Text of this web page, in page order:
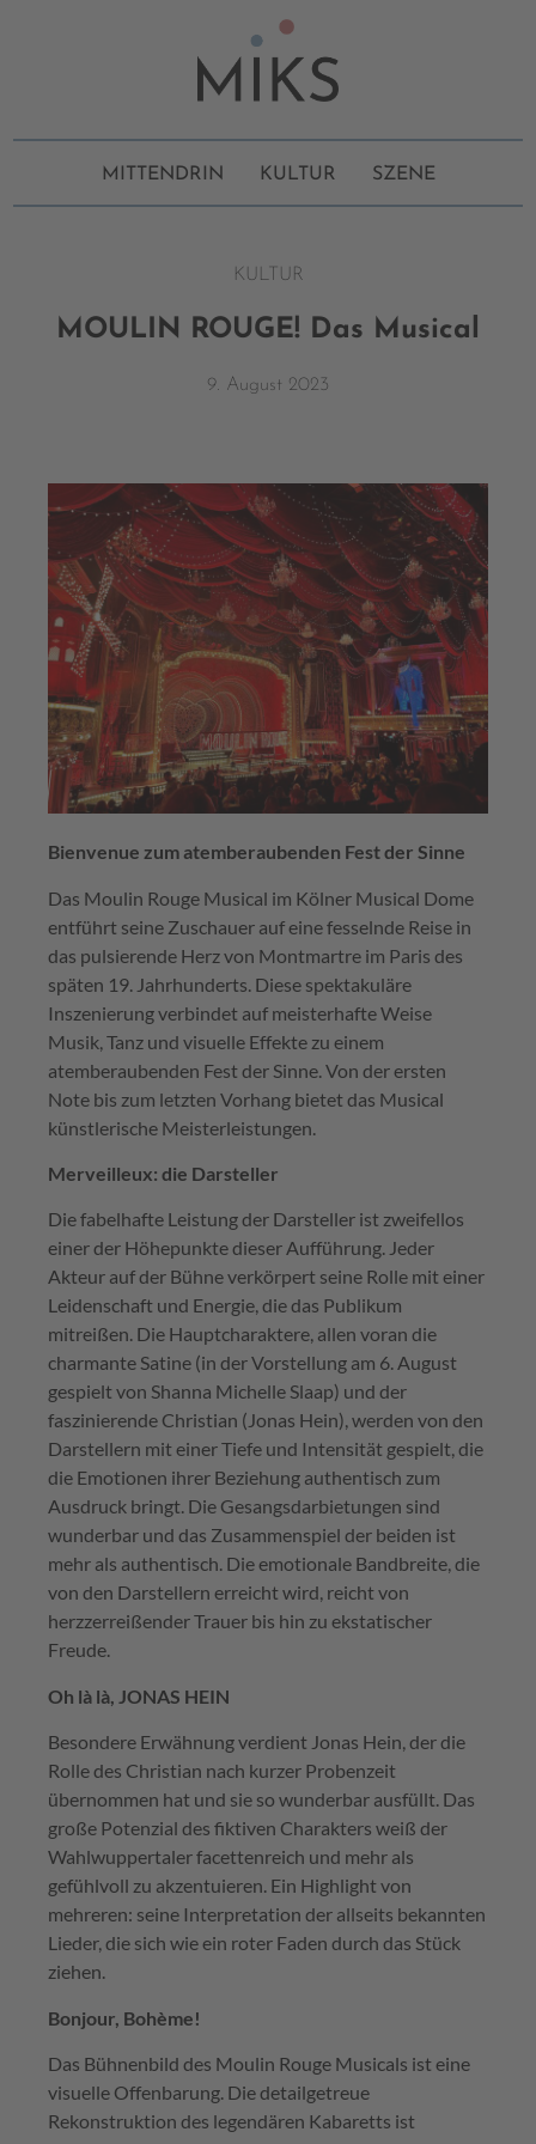
MITTENDRIN KULTUR SZENE
KULTUR
MOULIN ROUGE! Das Musical
9. August 2023
Bienvenue zum atemberaubenden Fest der Sinne
Das Moulin Rouge Musical im Kölner Musical Dome
entführt seine Zuschauer auf eine fesselnde Reise in
das pulsierende Herz von Montmartre im Paris des
späten 19. Jahrhunderts. Diese spektakuläre
Inszenierung verbindet auf meisterhafte Weise
Musik, Tanz und visuelle Effekte zu einem
atemberaubenden Fest der Sinne. Von der ersten
Note bis zum letzten Vorhang bietet das Musical
künstlerische Meisterleistungen.
Merveilleux: die Darsteller
Die fabelhafte Leistung der Darsteller ist zweifellos
einer der Höhepunkte dieser Aufführung. Jeder
Akteur auf der Bühne verkörpert seine Rolle mit einer
Leidenschaft und Energie, die das Publikum
mitreißen. Die Hauptcharaktere, allen voran die
charmante Satine (in der Vorstellung am 6. August
gespielt von Shanna Michelle Slaap) und der
faszinierende Christian (Jonas Hein), werden von den
Darstellern mit einer Tiefe und Intensität gespielt, die
die Emotionen ihrer Beziehung authentisch zum
Ausdruck bringt. Die Gesangsdarbietungen sind
wunderbar und das Zusammenspiel der beiden ist
mehr als authentisch. Die emotionale Bandbreite, die
von den Darstellern erreicht wird, reicht von
herzzerreißender Trauer bis hin zu ekstatischer
Freude.
Oh là là, JONAS HEIN
Besondere Erwähnung verdient Jonas Hein, der die
Rolle des Christian nach kurzer Probenzeit
übernommen hat und sie so wunderbar ausfüllt. Das
große Potenzial des fiktiven Charakters weiß der
Wahlwuppertaler facettenreich und mehr als
gefühlvoll zu akzentuieren. Ein Highlight von
mehreren: seine Interpretation der allseits bekannten
Lieder, die sich wie ein roter Faden durch das Stück
ziehen.
Bonjour, Bohème!
Das Bühnenbild des Moulin Rouge Musicals ist eine
visuelle Offenbarung. Die detailgetreue
Rekonstruktion des legendären Kabaretts ist